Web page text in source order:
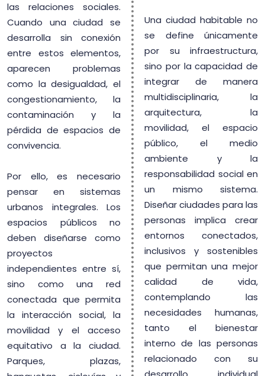
las relaciones sociales.
Cuando una ciudad se
desarrolla sin conexión
entre estos elementos,
aparecen problemas
como la desigualdad, el
congestionamiento, la
contaminación y la
pérdida de espacios de
convivencia.
Por ello, es necesario
pensar en sistemas
urbanos integrales. Los
espacios públicos no
deben diseñarse como
proyectos
independientes entre sí,
sino como una red
conectada que permita
la interacción social, la
movilidad y el acceso
equitativo a la ciudad.
Parques, plazas,
Una ciudad habitable no
se define únicamente
por su infraestructura,
sino por la capacidad de
integrar de manera
multidisciplinaria, la
arquitectura, la
movilidad, el espacio
público, el medio
ambiente y la
responsabilidad social en
un mismo sistema.
Diseñar ciudades para las
personas implica crear
entornos conectados,
inclusivos y sostenibles
que permitan una mejor
calidad de vida,
contemplando las
necesidades humanas,
tanto el bienestar
interno de las personas
relacionado con su